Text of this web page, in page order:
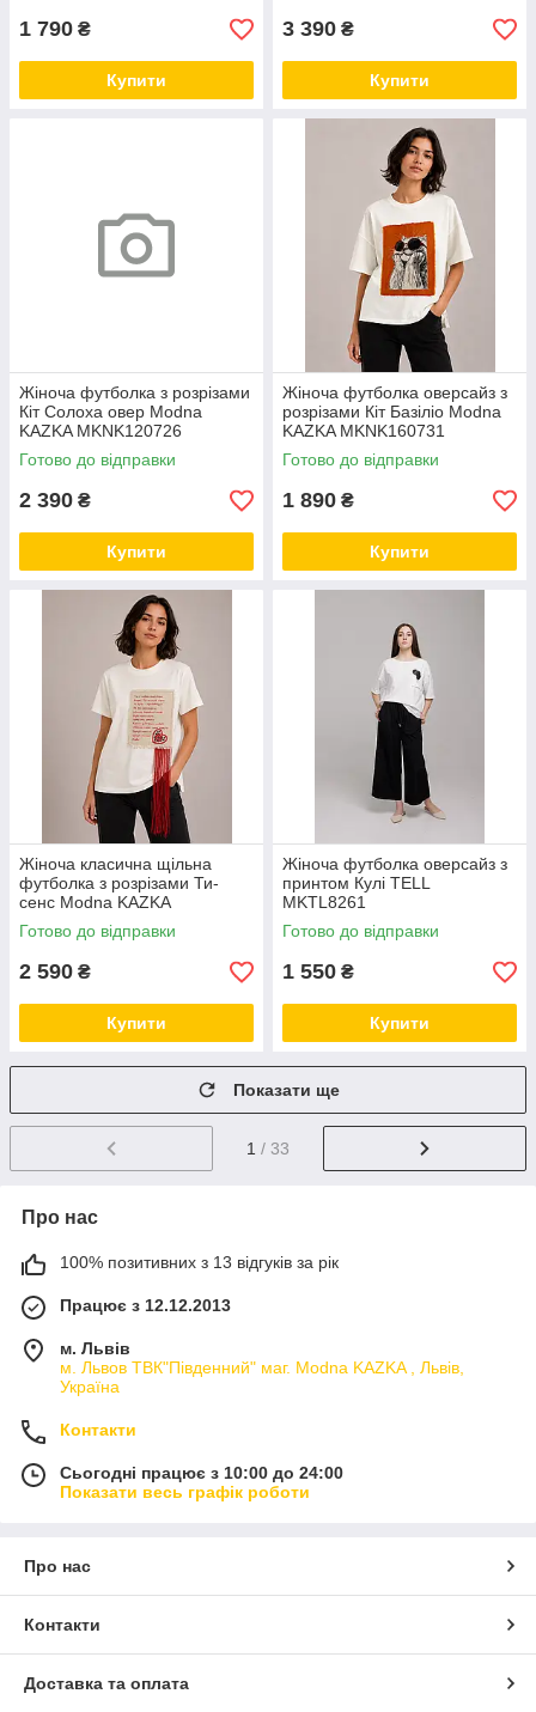
1 790 ₴
Купити
3 390 ₴
Купити
Жіноча футболка з розрізами
Кіт Солоха овер Modna
KAZKA MKNK120726
Готово до відправки
2 390 ₴
Купити
Жіноча футболка оверсайз з
розрізами Кіт Базіліо Modna
KAZKA MKNK160731
Готово до відправки
1 890 ₴
Купити
Жіноча класична щільна
футболка з розрізами Ти-
сенс Modna KAZKA
MKNK160729
Готово до відправки
2 590 ₴
Купити
Жіноча футболка оверсайз з
принтом Кулі TELL
MKTL8261
Готово до відправки
1 550 ₴
Купити
Показати ще
1 / 33
Про нас
100% позитивних з 13 відгуків за рік
Працює з 12.12.2013
м. Львів
м. Львов ТВК"Південний" маг. Modna KAZKA , Львів,
Україна
Контакти
Сьогодні працює з 10:00 до 24:00
Показати весь графік роботи
Про нас
Контакти
Доставка та оплата